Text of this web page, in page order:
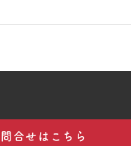
合せはこちら